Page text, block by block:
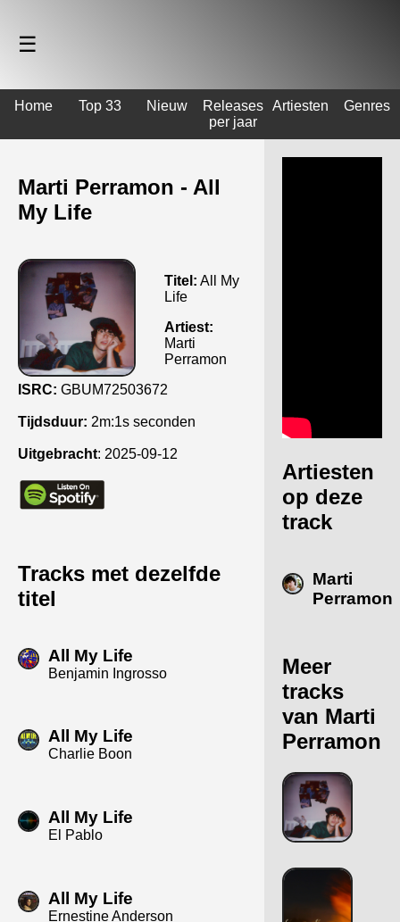
☰
Home Top 33 Nieuw
Releases
per jaar
Artiesten Genres
Marti Perramon - All
My Life
Titel: All My
Life
Artiest:
Marti
Perramon
ISRC: GBUM72503672
Tijdsduur: 2m:1s seconden
Uitgebracht: 2025-09-12
Tracks met dezelfde
titel
All My Life
Benjamin Ingrosso
All My Life
Charlie Boon
All My Life
El Pablo
All My Life
Ernestine Anderson
Artiesten
op deze
track
Marti
Perramon
Meer
tracks
van Marti
Perramon